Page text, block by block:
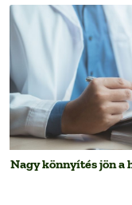
Nagy könnyítés jön a